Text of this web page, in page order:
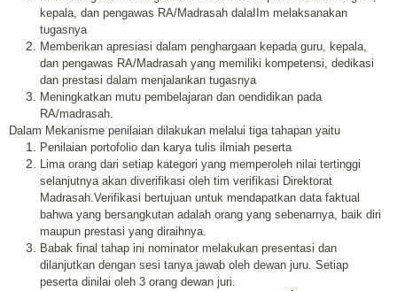
kepala, dan pengawas RA/Madrasah dalaIIm melaksanakan
tugasnya
Memberikan apresiasi dalam penghargaan kepada guru, kepala,
dan pengawas RA/Madrasah yang memiliki kompetensi, dedikasi
dan prestasi dalam menjalankan tugasnya
Meningkatkan mutu pembelajaran dan oendidikan pada
RA/madrasah.
Dalam Mekanisme penilaian dilakukan melalui tiga tahapan yaitu
Penilaian portofolio dan karya tulis ilmiah peserta
Lima orang dari setiap kategori yang memperoleh nilai tertinggi
selanjutnya akan diverifikasi oleh tim verifikasi Direktorat
Madrasah.Verifikasi bertujuan untuk mendapatkan data faktual
bahwa yang bersangkutan adalah orang yang sebenarnya, baik diri
maupun prestasi yang diraihnya.
Babak final tahap ini nominator melakukan presentasi dan
dilanjutkan dengan sesi tanya jawab oleh dewan juru. Setiap
peserta dinilai oleh 3 orang dewan juri.